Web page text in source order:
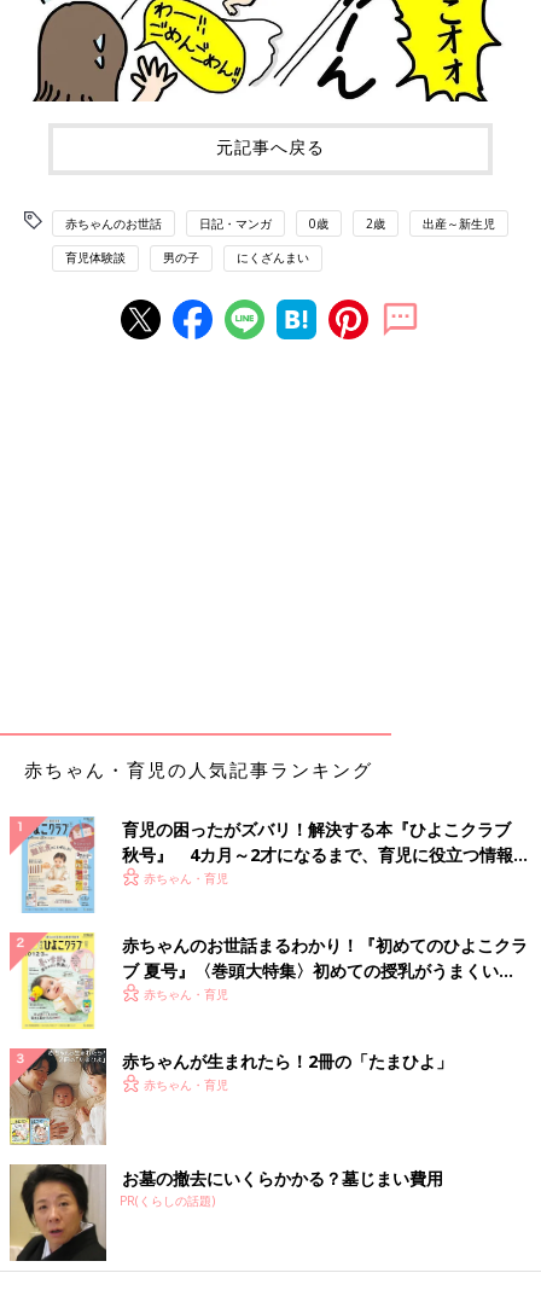
元記事へ戻る
赤ちゃんのお世話 日記・マンガ 0歳 2歳 出産～新生児
育児体験談 男の子 にくざんまい
赤ちゃん・育児の人気記事ランキング
育児の困ったがズバリ！解決する本『ひよこクラブ
秋号』 4カ月～2才になるまで、育児に役立つ情報が
いっぱい！
赤ちゃん・育児
赤ちゃんのお世話まるわかり！『初めてのひよこクラ
ブ 夏号』〈巻頭大特集〉初めての授乳がうまくい
く！ おっぱい・ミルクの基本と夏のトラブル 解決テ
赤ちゃん・育児
赤ちゃんが生まれたら！2冊の「たまひよ」
赤ちゃん・育児
お墓の撤去にいくらかかる？墓じまい費用
PR(くらしの話題)